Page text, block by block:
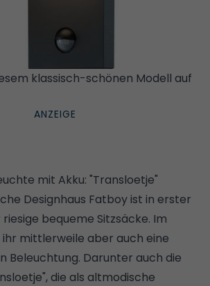
klassisch-schönen Modell auf
mit Akku: "Transloetje"
Designhaus Fatboy ist in erster
bequeme Sitzsäcke. Im
mittlerweile aber auch eine
Beleuchtung. Darunter auch die
die als altmodische